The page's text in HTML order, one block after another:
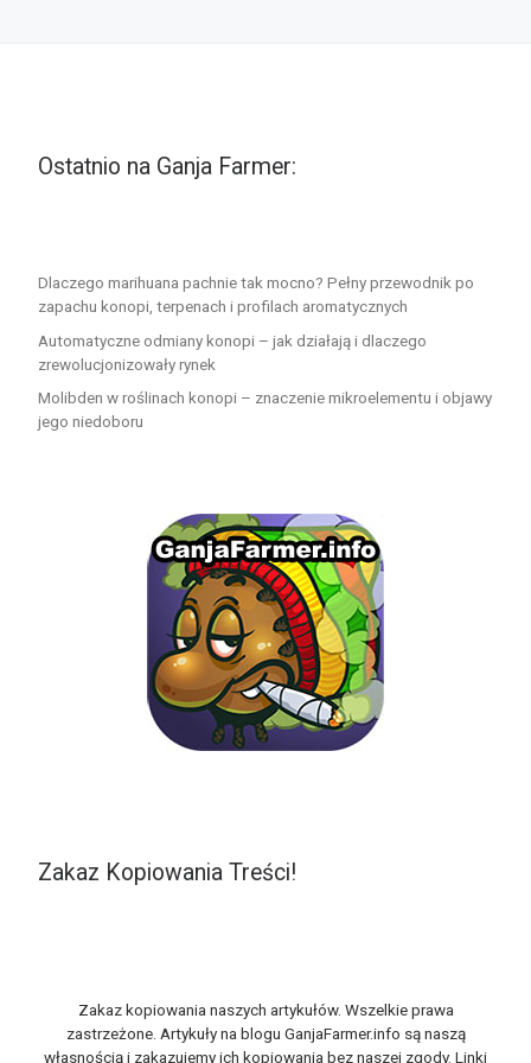
Ostatnio na Ganja Farmer:
Dlaczego marihuana pachnie tak mocno? Pełny przewodnik po
zapachu konopi, terpenach i profilach aromatycznych
Automatyczne odmiany konopi – jak działają i dlaczego
zrewolucjonizowały rynek
Molibden w roślinach konopi – znaczenie mikroelementu i objawy
jego niedoboru
Zakaz Kopiowania Treści!
Zakaz kopiowania naszych artykułów. Wszelkie prawa
zastrzeżone. Artykuły na blogu GanjaFarmer.info są naszą
własnością i zakazujemy ich kopiowania bez naszej zgody. Linki